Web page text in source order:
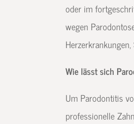
oder im
wegen
Wie lässt sich
Um Parodontitis
professionelle